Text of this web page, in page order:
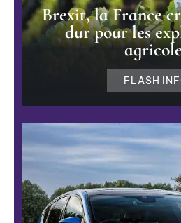
Brexit, la France
dur pour les
FLASH